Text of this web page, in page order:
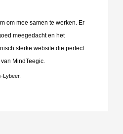
Lybeer,
om mee samen te werken. Er
meegedacht en het
sterke website die perfect
MindTeegic.
om mee samen te werken. Er